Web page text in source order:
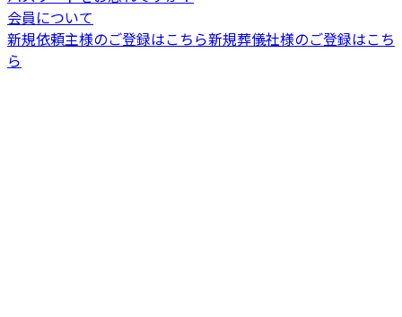
会員について
新規依頼主様のご登録はこちら新規葬儀社様のご登録はこち
ら